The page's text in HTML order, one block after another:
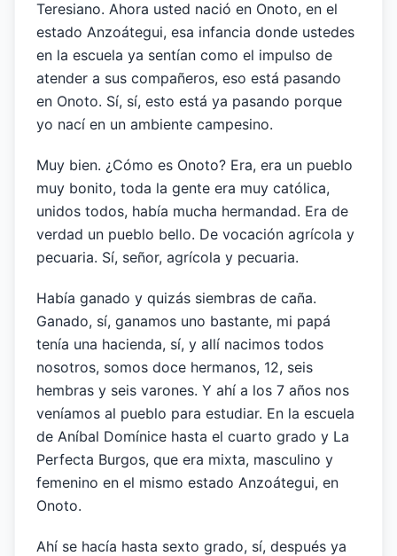
Teresiano. Ahora usted nació en Onoto, en el
estado Anzoátegui, esa infancia donde ustedes
en la escuela ya sentían como el impulso de
atender a sus compañeros, eso está pasando
en Onoto. Sí, sí, esto está ya pasando porque
yo nací en un ambiente campesino.
Muy bien. ¿Cómo es Onoto? Era, era un pueblo
muy bonito, toda la gente era muy católica,
unidos todos, había mucha hermandad. Era de
verdad un pueblo bello. De vocación agrícola y
pecuaria. Sí, señor, agrícola y pecuaria.
Había ganado y quizás siembras de caña.
Ganado, sí, ganamos uno bastante, mi papá
tenía una hacienda, sí, y allí nacimos todos
nosotros, somos doce hermanos, 12, seis
hembras y seis varones. Y ahí a los 7 años nos
veníamos al pueblo para estudiar. En la escuela
de Aníbal Domínice hasta el cuarto grado y La
Perfecta Burgos, que era mixta, masculino y
femenino en el mismo estado Anzoátegui, en
Onoto.
Ahí se hacía hasta sexto grado, sí, después ya